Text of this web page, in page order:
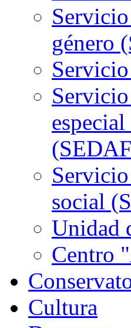
género
social
Unidad
Centro
Cultura